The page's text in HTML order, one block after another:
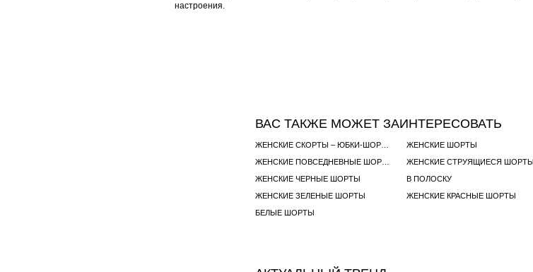
настроения.
ВАС ТАКЖЕ МОЖЕТ ЗАИНТЕРЕСОВАТЬ
ЖЕНСКИЕ СКОРТЫ – ЮБКИ-ШОРТЫ ЖЕНСКИЕ ШОРТЫ
ЖЕНСКИЕ ПОВСЕДНЕВНЫЕ ШОРТЫ
ЖЕНСКИЕ СТРУЯЩИЕСЯ ШОРТЫ
ЖЕНСКИЕ ЧЕРНЫЕ ШОРТЫ
В ПОЛОСКУ
ЖЕНСКИЕ ЗЕЛЕНЫЕ ШОРТЫ
ЖЕНСКИЕ КРАСНЫЕ ШОРТЫ
БЕЛЫЕ ШОРТЫ